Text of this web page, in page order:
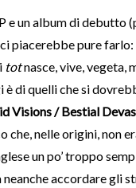
e un album di debutto
piacerebbe pure
totnasce, vive, vegeta,
di quelli che si
Visions / Bestial
che, nelle origini, non
un po’ troppo
accordare gli